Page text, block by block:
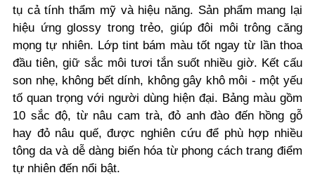
tụ cả tính thẩm mỹ và hiệu năng. Sản phẩm mang lại
hiệu ứng glossy trong trẻo, giúp đôi môi trông căng
mọng tự nhiên. Lớp tint bám màu tốt ngay từ lần thoa
đầu tiên, giữ sắc môi tươi tắn suốt nhiều giờ. Kết cấu
son nhẹ, không bết dính, không gây khô môi - một yếu
tố quan trọng với người dùng hiện đại. Bảng màu gồm
10 sắc độ, từ nâu cam trà, đỏ anh đào đến hồng gỗ
hay đỏ nâu quế, được nghiên cứu để phù hợp nhiều
tông da và dễ dàng biến hóa từ phong cách trang điểm
tự nhiên đến nổi bật.